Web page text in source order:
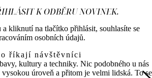
K ODBĚRU NOVINEK.
kliknutí na tlačítko přihlásit, souhlasíte se
osobních údajů.
říkají návštěvníci
kultury a techniky. Nic podobného u nás
úroveň a přitom je velmi lidská. To se